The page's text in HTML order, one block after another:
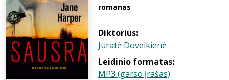
romanas
Diktorius:
Jūratė Doveikienė
Leidinio formatas:
MP3 (garso įrašas)